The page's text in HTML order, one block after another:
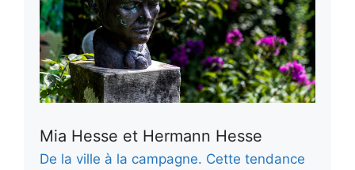
Mia Hesse et Hermann Hesse
De la ville à la campagne. Cette tendance